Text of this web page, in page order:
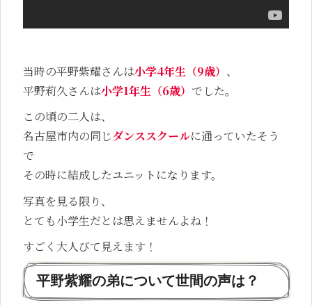
当時の平野紫耀さんは小学4年生（9歳） 、
平野莉久さんは小学1年生（6歳） でした。
この頃の二人は、
名古屋市内の同じダンススクールに通っていたそう
で
その時に結成したユニットになります。
写真を見る限り、
とても小学生だとは思えませんよね！
すごく大人びて見えます！
平野紫耀の弟について世間の声は？